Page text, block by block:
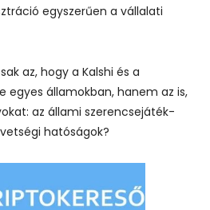
egyszerűen a vállalati
az, hogy a Kalshi és a
egyes államokban, hanem az is,
az állami szerencsejáték-
hatóságok?